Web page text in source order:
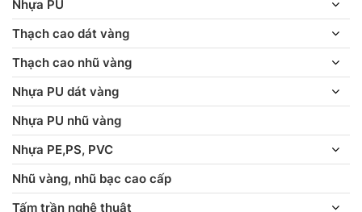
Nhựa PU
Thạch cao dát vàng
Thạch cao nhũ vàng
Nhựa PU dát vàng
Nhựa PU nhũ vàng
Nhựa PE,PS, PVC
Nhũ vàng, nhũ bạc cao cấp
Tấm trần nghệ thuật